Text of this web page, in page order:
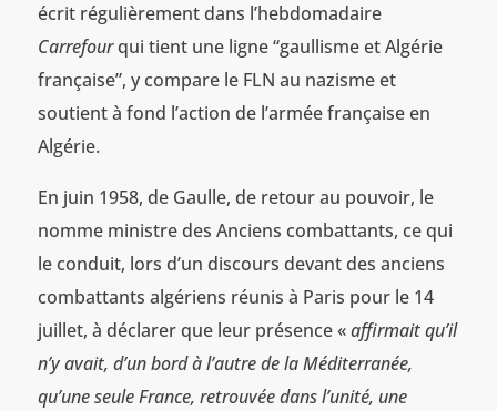
écrit régulièrement dans l’hebdomadaire
Carrefourqui tient une ligne “gaullisme et Algérie
française”, y compare le FLN au nazisme et
soutient à fond l’action de l’armée française en
Algérie.
En juin 1958, de Gaulle, de retour au pouvoir, le
nomme ministre des Anciens combattants, ce qui
le conduit, lors d’un discours devant des anciens
combattants algériens réunis à Paris pour le 14
juillet, à déclarer que leur présence «affirmait qu’il
n’y avait, d’un bord à l’autre de la Méditerranée,
qu’une seule France, retrouvée dans l’unité, une